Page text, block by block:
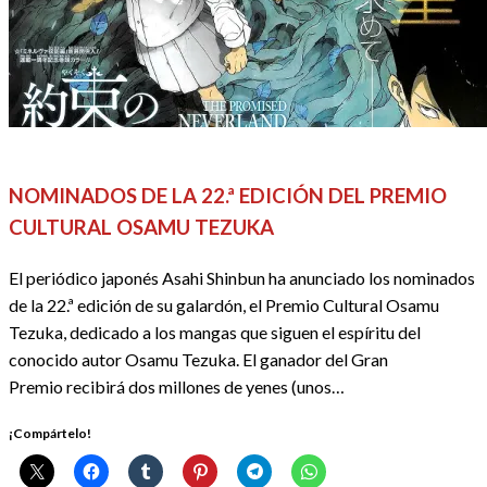
NOMINADOS DE LA 22.ª EDICIÓN DEL PREMIO
CULTURAL OSAMU TEZUKA
El periódico japonés Asahi Shinbun ha anunciado los nominados
de la 22.ª edición de su galardón, el Premio Cultural Osamu
Tezuka, dedicado a los mangas que siguen el espíritu del
conocido autor Osamu Tezuka. El ganador del Gran
Premio recibirá dos millones de yenes (unos…
¡Compártelo!